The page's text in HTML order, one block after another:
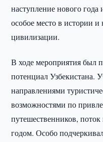
наступление нового
особое место в истории и
цивилизации.
В ходе мероприятия был
потенциал Узбекистана.
направлениями
возможностями по
путешественников,
годом. Особо